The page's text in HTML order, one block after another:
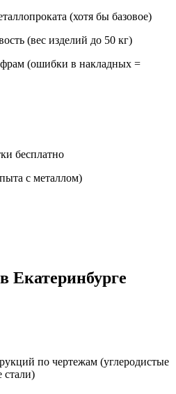
(хотя бы базовое)
(вес изделий до 50 кг)
(ошибки в накладных =
бесплатно
с металлом)
по чертежам (углеродистые
стали)